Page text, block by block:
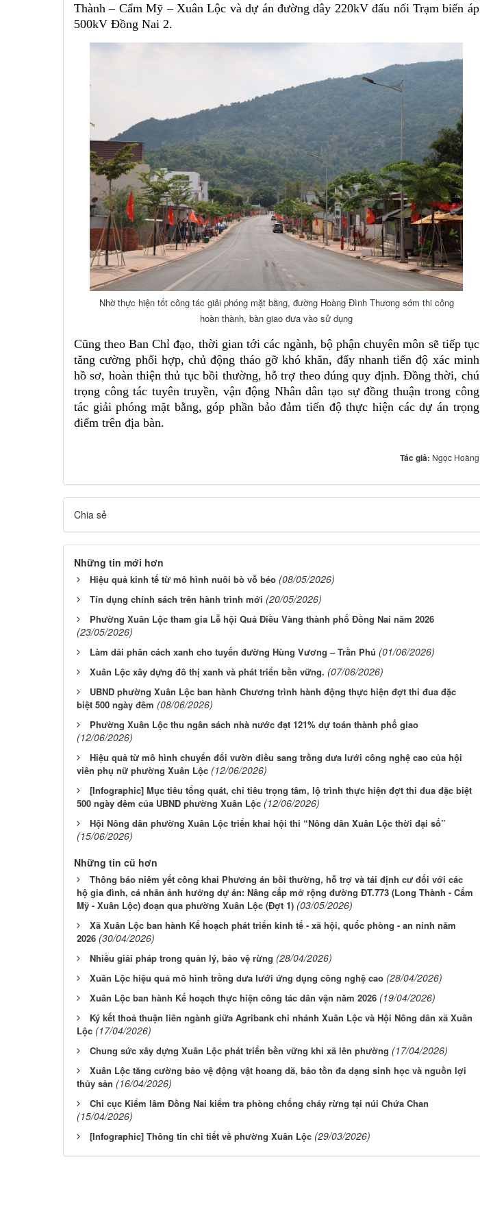
Thành – Cẩm Mỹ – Xuân Lộc và dự án đường dây 220kV đấu nối Trạm biến áp
500kV Đồng Nai 2.
Nhờ thực hiện tốt công tác giải phóng mặt bằng, đường Hoàng Đình Thương sớm thi công
hoàn thành, bàn giao đưa vào sử dụng
Cũng theo Ban Chỉ đạo, thời gian tới các ngành, bộ phận chuyên môn sẽ tiếp tục
tăng cường phối hợp, chủ động tháo gỡ khó khăn, đẩy nhanh tiến độ xác minh
hồ sơ, hoàn thiện thủ tục bồi thường, hỗ trợ theo đúng quy định. Đồng thời, chú
trọng công tác tuyên truyền, vận động Nhân dân tạo sự đồng thuận trong công
tác giải phóng mặt bằng, góp phần bảo đảm tiến độ thực hiện các dự án trọng
điểm trên địa bàn.
Tác giả: Ngọc Hoàng
Chia sẻ
Những tin mới hơn
Hiệu quả kinh tế từ mô hình nuôi bò vỗ béo (08/05/2026)
Tín dụng chính sách trên hành trình mới (20/05/2026)
Phường Xuân Lộc tham gia Lễ hội Quả Điều Vàng thành phố Đồng Nai năm 2026
(23/05/2026)
Làm dải phân cách xanh cho tuyến đường Hùng Vương – Trần Phú (01/06/2026)
Xuân Lộc xây dựng đô thị xanh và phát triển bền vững. (07/06/2026)
UBND phường Xuân Lộc ban hành Chương trình hành động thực hiện đợt thi đua đặc
biệt 500 ngày đêm (08/06/2026)
Phường Xuân Lộc thu ngân sách nhà nước đạt 121% dự toán thành phố giao
(12/06/2026)
Hiệu quả từ mô hình chuyển đổi vườn điều sang trồng dưa lưới công nghệ cao của hội
viên phụ nữ phường Xuân Lộc (12/06/2026)
[Infographic] Mục tiêu tổng quát, chỉ tiêu trọng tâm, lộ trình thực hiện đợt thi đua đặc biệt
500 ngày đêm của UBND phường Xuân Lộc (12/06/2026)
Hội Nông dân phường Xuân Lộc triển khai hội thi “Nông dân Xuân Lộc thời đại số”
(15/06/2026)
Những tin cũ hơn
Thông báo niêm yết công khai Phương án bồi thường, hỗ trợ và tái định cư đối với các
hộ gia đình, cá nhân ảnh hưởng dự án: Nâng cấp mở rộng đường ĐT.773 (Long Thành - Cẩm
Mỹ - Xuân Lộc) đoạn qua phường Xuân Lộc (Đợt 1) (03/05/2026)
Xã Xuân Lộc ban hành Kế hoạch phát triển kinh tế - xã hội, quốc phòng - an ninh năm
2026 (30/04/2026)
Nhiều giải pháp trong quản lý, bảo vệ rừng (28/04/2026)
Xuân Lộc hiệu quả mô hình trồng dưa lưới ứng dụng công nghệ cao (28/04/2026)
Xuân Lộc ban hành Kế hoạch thực hiện công tác dân vận năm 2026 (19/04/2026)
Ký kết thoả thuận liên ngành giữa Agribank chi nhánh Xuân Lộc và Hội Nông dân xã Xuân
Lộc (17/04/2026)
Chung sức xây dựng Xuân Lộc phát triển bền vững khi xã lên phường (17/04/2026)
Xuân Lộc tăng cường bảo vệ động vật hoang dã, bảo tồn đa dạng sinh học và nguồn lợi
thủy sản (16/04/2026)
Chi cục Kiểm lâm Đồng Nai kiểm tra phòng chống cháy rừng tại núi Chứa Chan
(15/04/2026)
[Infographic] Thông tin chi tiết về phường Xuân Lộc (29/03/2026)